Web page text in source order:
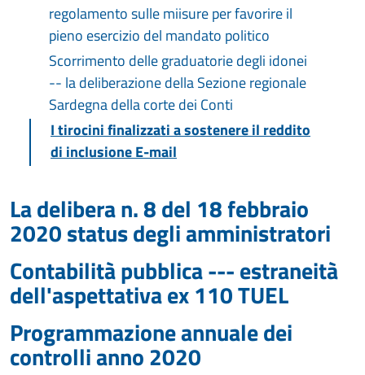
regolamento sulle miisure per favorire il
pieno esercizio del mandato politico
Scorrimento delle graduatorie degli idonei
-- la deliberazione della Sezione regionale
Sardegna della corte dei Conti
I tirocini finalizzati a sostenere il reddito
di inclusione E-mail
La delibera n. 8 del 18 febbraio
2020 status degli amministratori
Contabilità pubblica --- estraneità
dell'aspettativa ex 110 TUEL
Programmazione annuale dei
controlli anno 2020